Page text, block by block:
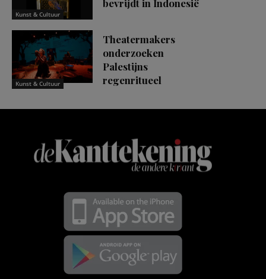
Kunst & Cultuur
bevrijdt in Indonesië
Kunst & Cultuur
Theatermakers
onderzoeken
Palestijns
regenritueel